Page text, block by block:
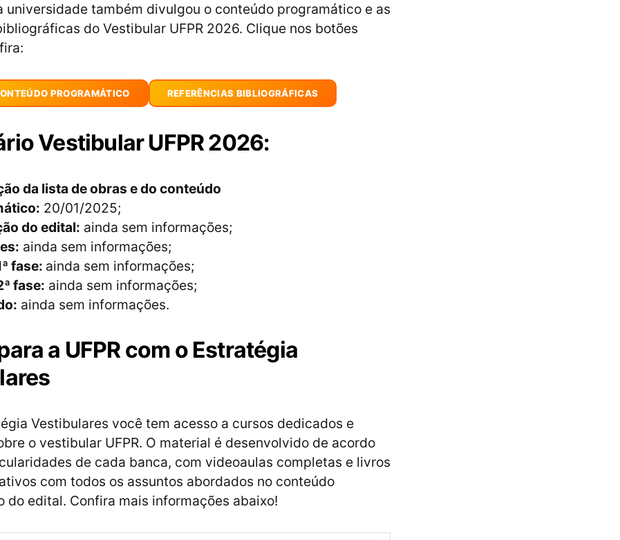
universidade também divulgou o conteúdo programático e as
do Vestibular UFPR 2026. Clique nos botões
PROGRAMÁTICO REFERÊNCIAS BIBLIOGRÁFICAS
Vestibular UFPR 2026:
da lista de obras e do conteúdo
20/01/2025;
do edital: ainda sem informações;
ainda sem informações;
fase: ainda sem informações;
fase: ainda sem informações;
ainda sem informações.
a UFPR com o Estratégia
Vestibulares você tem acesso a cursos dedicados e
o vestibular UFPR. O material é desenvolvido de acordo
de cada banca, com videoaulas completas e livros
com todos os assuntos abordados no conteúdo
do edital. Confira mais informações abaixo!